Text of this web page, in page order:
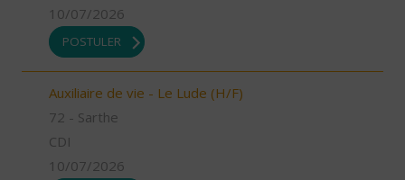
10/07/2026
POSTULER
Auxiliaire de vie - Le Lude (H/F)
72 - Sarthe
CDI
10/07/2026